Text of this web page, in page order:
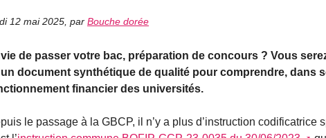
12 mai 2025 par Bouche dorée
de passer votre bac, préparation de concours ? Vous
document synthétique de qualité pour comprendre, dans
financier des universités.
le passage à la GBCP, il n’y a plus d’instruction codificatrice